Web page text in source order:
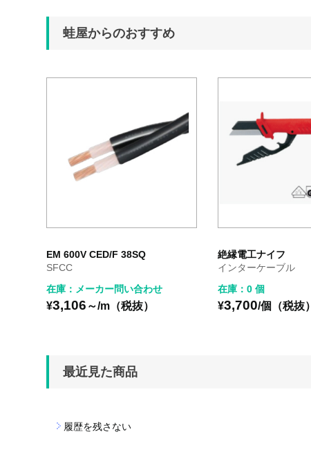
蛙屋からのおすすめ
EM 600V CED/F 38SQ
SFCC
在庫：メーカー問い合わせ
¥3,106 ～/m（税抜）
絶縁電工ナイフ
インターケーブル
在庫：0 個
¥3,700/個（税抜）
最近見た商品
履歴を残さない